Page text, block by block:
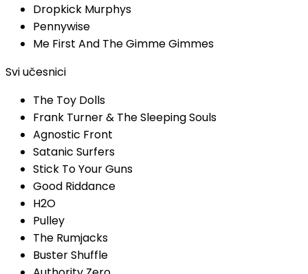
Dropkick Murphys
Pennywise
Me First And The Gimme Gimmes
Svi učesnici
The Toy Dolls
Frank Turner & The Sleeping Souls
Agnostic Front
Satanic Surfers
Stick To Your Guns
Good Riddance
H2O
Pulley
The Rumjacks
Buster Shuffle